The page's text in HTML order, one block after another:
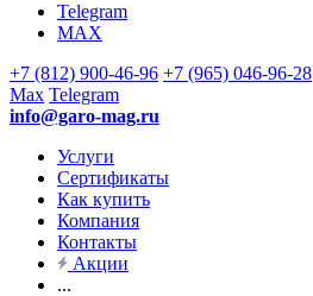
Telegram
MAX
+7 (812) 900-46-96 +7 (965) 046-96-28
Max Telegram
info@garo-mag.ru
Услуги
Сертификаты
Как купить
Компания
Контакты
Акции
...